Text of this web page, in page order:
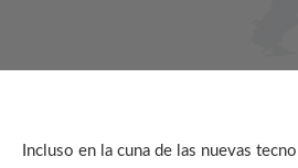
Incluso en la cuna de las nuevas